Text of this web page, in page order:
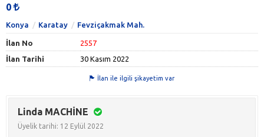
0
Konya Karatay Fevziçakmak Mah.
İlan No
2557
İlan Tarihi
30 Kasım 2022
İlan ile ilgili şikayetim var
Linda MACHİNE
Üyelik tarihi: 12 Eylül 2022